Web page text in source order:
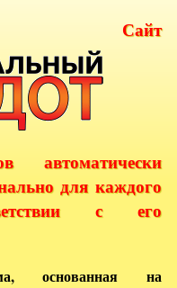
Сайт
автоматически
для каждого
с его
основанная на